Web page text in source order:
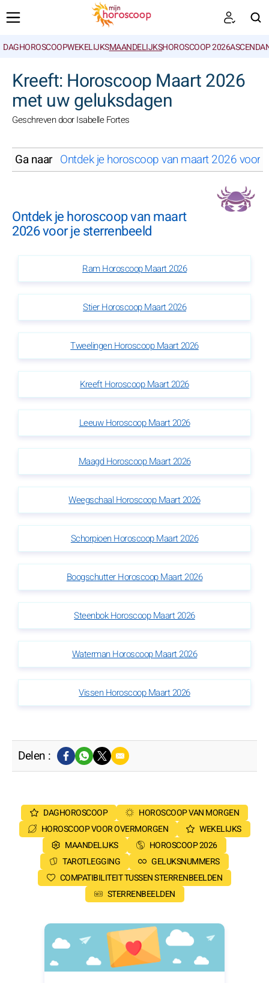
DAGHOROSCOOPWEKELIJKSMAANDELIJKSHOROSCOOP 2026
Kreeft: Horoscoop Maart 2026
met uw geluksdagen
Geschreven door Isabelle Fortes
Ga naar Ontdek je horoscoop van maart 2026 voor
Ontdek je horoscoop van maart
2026 voor je sterrenbeeld
Ram Horoscoop Maart 2026
Stier Horoscoop Maart 2026
Tweelingen Horoscoop Maart 2026
Kreeft Horoscoop Maart 2026
Leeuw Horoscoop Maart 2026
Maagd Horoscoop Maart 2026
Weegschaal Horoscoop Maart 2026
Schorpioen Horoscoop Maart 2026
Boogschutter Horoscoop Maart 2026
Steenbok Horoscoop Maart 2026
Waterman Horoscoop Maart 2026
Vissen Horoscoop Maart 2026
Delen :
DAGHOROSCOOP
HOROSCOOP VAN MORGEN
HOROSCOOP VOOR OVERMORGEN
WEKELIJKS
MAANDELIJKS
HOROSCOOP 2026
TAROTLEGGING
GELUKSNUMMERS
COMPATIBILITEIT TUSSEN STERRENBEELDEN
STERRENBEELDEN